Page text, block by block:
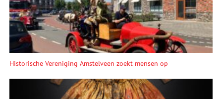
Historische Vereniging Amstelveen zoekt mensen op